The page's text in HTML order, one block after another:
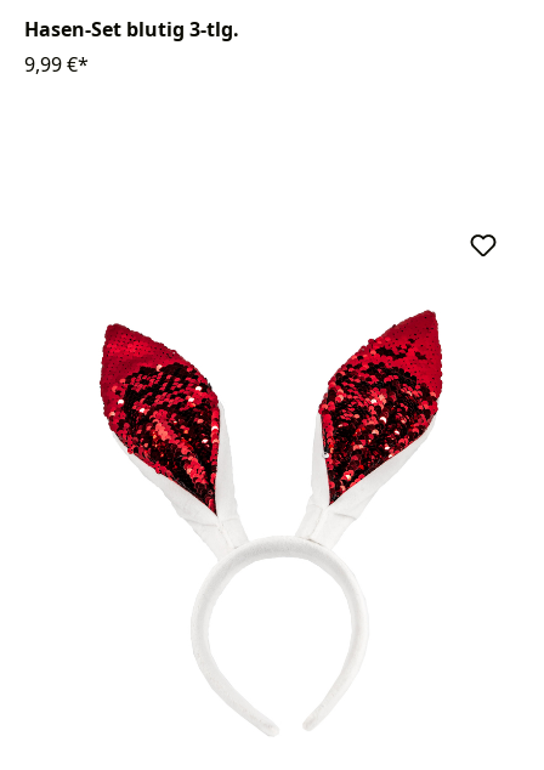
Hasen-Set blutig 3-tlg.
9,99 €*